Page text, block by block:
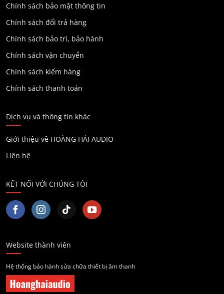
Chính sách bảo mật thông tin
Chính sách đổi trả hàng
Chính sách bảo trì, bảo hành
Chính sách vận chuyển
Chính sách kiểm hàng
Chính sách thanh toán
Dịch vụ và thông tin khác
Giới thiệu về HOÀNG HẢI AUDIO
Liên hệ
KẾT NỐI VỚI CHÚNG TÔI
Website thành viên
Hệ thống bảo hành sửa chữa thiết bị âm thanh